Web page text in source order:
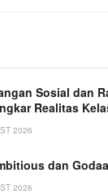
Sosial dan
Realitas
2026
dan
2026